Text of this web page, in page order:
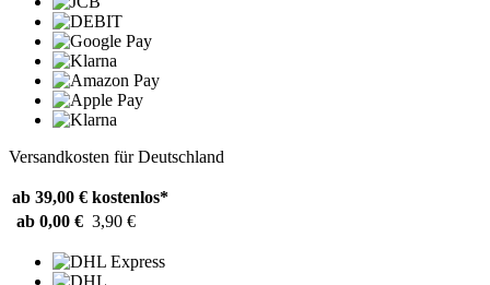
Versandkosten für Deutschland
ab 39,00 € kostenlos*
ab 0,00 € 3,90 €